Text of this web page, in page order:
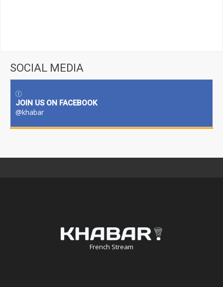
SOCIAL MEDIA
JOIN US ON FACEBOOK
@khabar
French Stream